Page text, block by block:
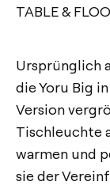
TABLE &
Ursprünglich
die Yoru Big
Version
Tischleuchte
warmen und
sie der